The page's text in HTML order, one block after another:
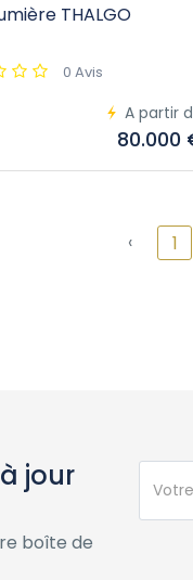
THALGO
0 Avis
A partir
80.000
‹ 1
jour
boîte de